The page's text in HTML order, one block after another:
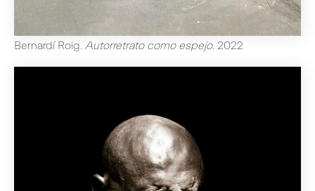
Bernardí Roig. Autorretrato como espejo. 2022